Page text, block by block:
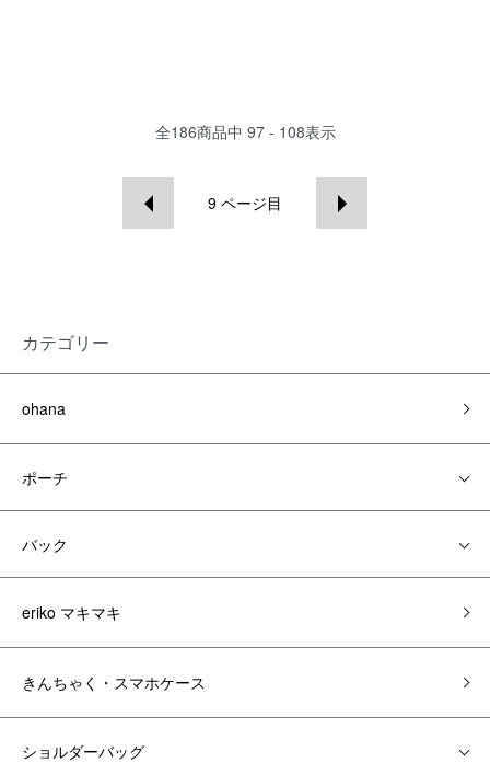
全186商品中 97 - 108表示
9 ページ目
カテゴリー
ohana
ポーチ
バック
eriko マキマキ
きんちゃく・スマホケース
ショルダーバッグ